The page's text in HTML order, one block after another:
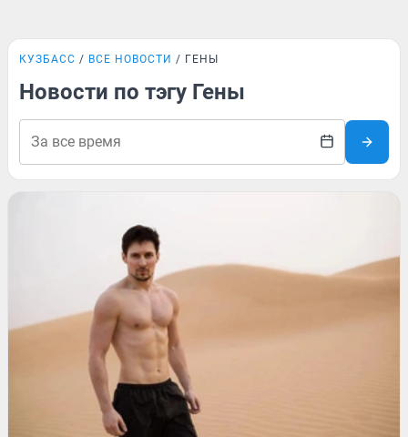
КУЗБАСС ВСЕ НОВОСТИ ГЕНЫ
Новости по тэгу Гены